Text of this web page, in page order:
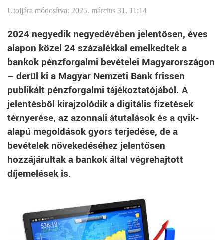
Utoljára módosítva: 2025. március 31. 11:14
2024 negyedik negyedévében jelentősen, éves
alapon közel 24 százalékkal emelkedtek a
bankok pénzforgalmi bevételei Magyarországon
– derül ki a Magyar Nemzeti Bank frissen
publikált pénzforgalmi tájékoztatójából. A
jelentésből kirajzolódik a digitális fizetések
térnyerése, az azonnali átutalások és a qvik-
alapú megoldások gyors terjedése, de a
bevételek növekedéséhez jelentősen
hozzájárultak a bankok által végrehajtott
díjemelések is.